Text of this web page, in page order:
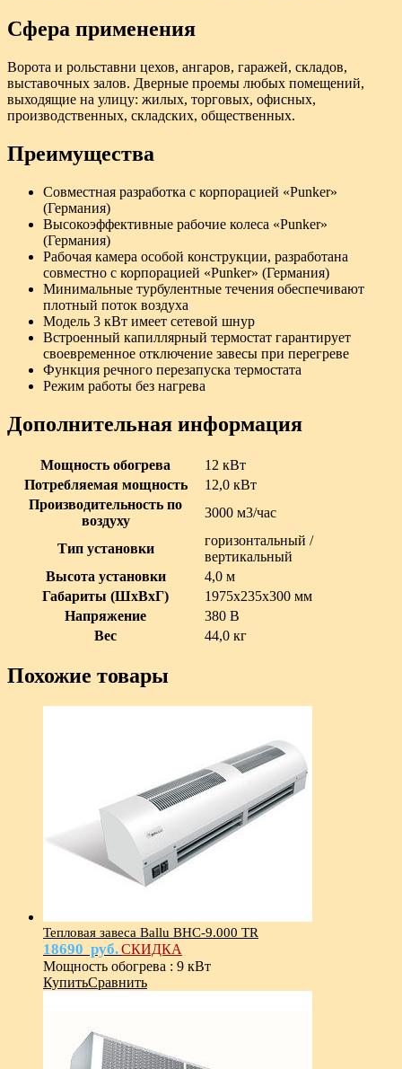
Сфера применения
Ворота и рольставни цехов, ангаров, гаражей, складов,
выставочных залов. Дверные проемы любых помещений,
выходящие на улицу: жилых, торговых, офисных,
производственных, складских, общественных.
Преимущества
Совместная разработка с корпорацией «Punker»
(Германия)
Высокоэффективные рабочие колеса «Punker»
(Германия)
Рабочая камера особой конструкции, разработана
совместно с корпорацией «Punker» (Германия)
Минимальные турбулентные течения обеспечивают
плотный поток воздуха
Модель 3 кВт имеет сетевой шнур
Встроенный капиллярный термостат гарантирует
своевременное отключение завесы при перегреве
Функция речного перезапуска термостата
Режим работы без нагрева
Дополнительная информация
Мощность обогрева
12 кВт
Потребляемая мощность
12,0 кВт
Производительность по
воздуху
3000 м3/час
Тип установки
горизонтальный /
вертикальный
Высота установки
4,0 м
Габариты (ШxВxГ)
1975х235х300 мм
Напряжение
380 В
Вес
44,0 кг
Похожие товары
Тепловая завеса Ballu BHC-9.000 TR
18690 руб.СКИДКА
Мощность обогрева : 9 кВт
КупитьСравнить